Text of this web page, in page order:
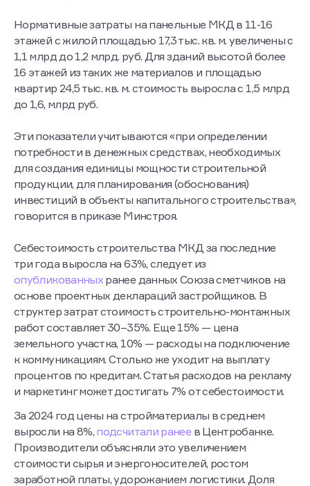
Нормативные затраты на панельные МКД в 11-16
этажей с жилой площадью 17,3 тыс. кв. м. увеличены с
1,1 млрд до 1,2 млрд. руб. Для зданий высотой более
16 этажей из таких же материалов и площадью
квартир 24,5 тыс. кв. м. стоимость выросла с 1,5 млрд
до 1,6, млрд руб.
Эти показатели учитываются «при определении
потребности в денежных средствах, необходимых
для создания единицы мощности строительной
продукции, для планирования (обоснования)
инвестиций в объекты капитального строительства»,
говорится в приказе Минстроя.
Себестоимость строительства МКД за последние
три года выросла на 63%, следует из
опубликованных ранее данных Союза сметчиков на
основе проектных деклараций застройщиков. В
структер затрат стоимость строительно-монтажных
работ составляет 30–35%. Еще 15% — цена
земельного участка, 10% — расходы на подключение
к коммуникациям. Столько же уходит на выплату
процентов по кредитам. Статья расходов на рекламу
и маркетинг может достигать 7% от себестоимости.
За 2024 год цены на стройматериалы в среднем
выросли на 8%, подсчитали ранеев Центробанке.
Производители объясняли это увеличением
стоимости сырья и энергоносителей, ростом
заработной платы, удорожанием логистики. Доля